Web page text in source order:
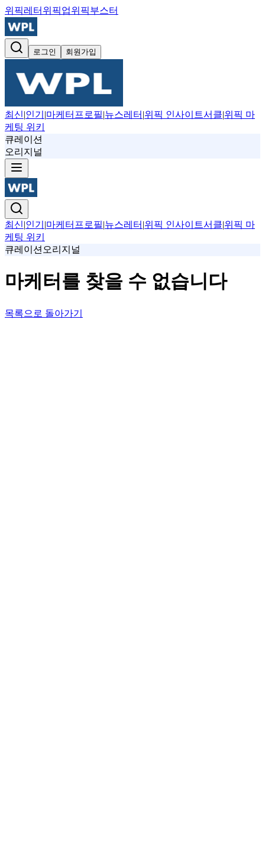
위픽레터 위픽업위픽부스터
로그인 회원가입
최신|인기 |마케터프로필|뉴스레터 |위픽 인사이트서클|위픽 마
케팅 위키
큐레이션
오리지널
최신|인기 |마케터프로필|뉴스레터 |위픽 인사이트서클|위픽 마
케팅 위키
큐레이션 오리지널
마케터를 찾을 수 없습니다
목록으로 돌아가기